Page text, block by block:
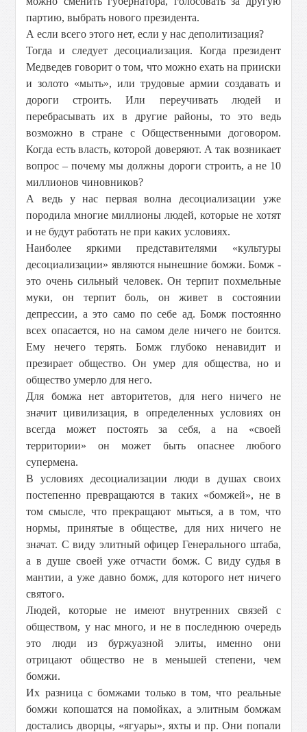
партию, выбрать нового президента.
А если всего этого нет, если у нас деполитизация?
Тогда и следует десоциализация. Когда президент
Медведев говорит о том, что можно ехать на прииски
и золото «мыть», или трудовые армии создавать и
дороги строить. Или переучивать людей и
перебрасывать их в другие районы, то это ведь
возможно в стране с Общественными договором.
Когда есть власть, которой доверяют. А так возникает
вопрос – почему мы должны дороги строить, а не 10
миллионов чиновников?
А ведь у нас первая волна десоциализации уже
породила многие миллионы людей, которые не хотят
и не будут работать не при каких условиях.
Наиболее яркими представителями «культуры
десоциализации» являются нынешние бомжи. Бомж -
это очень сильный человек. Он терпит похмельные
муки, он терпит боль, он живет в состоянии
депрессии, а это само по себе ад. Бомж постоянно
всех опасается, но на самом деле ничего не боится.
Ему нечего терять. Бомж глубоко ненавидит и
презирает общество. Он умер для общества, но и
общество умерло для него.
Для бомжа нет авторитетов, для него ничего не
значит цивилизация, в определенных условиях он
всегда может постоять за себя, а на «своей
территории» он может быть опаснее любого
супермена.
В условиях десоциализации люди в душах своих
постепенно превращаются в таких «бомжей», не в
том смысле, что прекращают мыться, а в том, что
нормы, принятые в обществе, для них ничего не
значат. С виду элитный офицер Генерального штаба,
а в душе своей уже отчасти бомж. С виду судья в
мантии, а уже давно бомж, для которого нет ничего
святого.
Людей, которые не имеют внутренних связей с
обществом, у нас много, и не в последнюю очередь
это люди из буржуазной элиты, именно они
отрицают общество не в меньшей степени, чем
бомжи.
Их разница с бомжами только в том, что реальные
бомжи копошатся на помойках, а элитным бомжам
достались дворцы, «ягуары», яхты и пр. Они попали